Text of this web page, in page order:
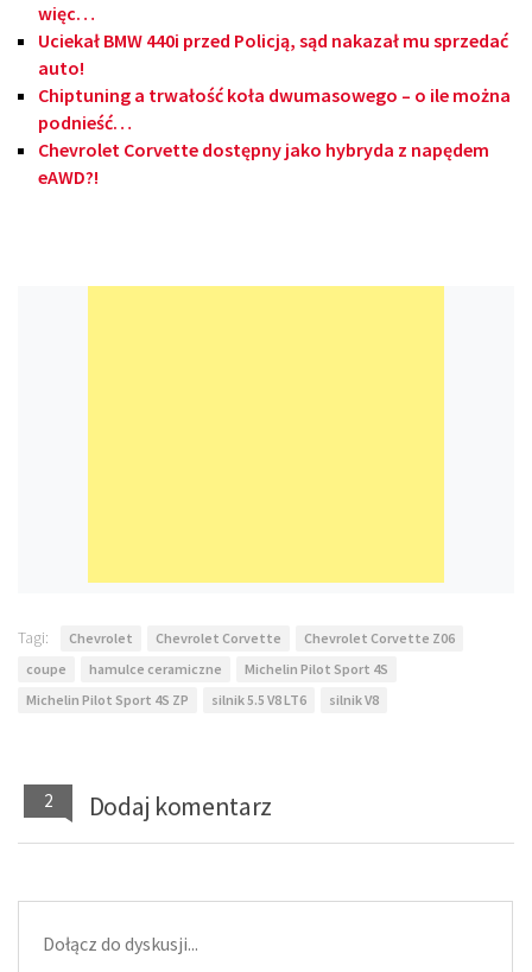
więc…
Uciekał BMW 440i przed Policją, sąd nakazał mu sprzedać
auto!
Chiptuning a trwałość koła dwumasowego – o ile można
podnieść…
Chevrolet Corvette dostępny jako hybryda z napędem
eAWD?!
Tagi: Chevrolet Chevrolet Corvette
Chevrolet Corvette Z06
coupe
hamulce ceramiczne
Michelin Pilot Sport 4S
Michelin Pilot Sport 4S ZP
silnik 5.5 V8 LT6 silnik V8
2 Dodaj komentarz